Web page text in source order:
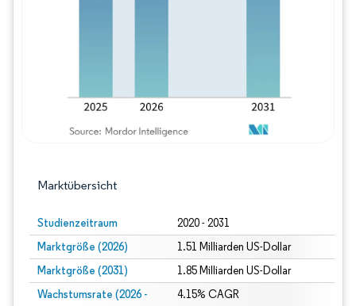
Marktübersicht
Studienzeitraum 2020 - 2031
Marktgröße (2026) 1.51 Milliarden US-Dollar
Marktgröße (2031) 1.85 Milliarden US-Dollar
Wachstumsrate (2026 -
4.15% CAGR